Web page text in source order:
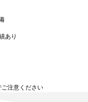
あり
注意ください